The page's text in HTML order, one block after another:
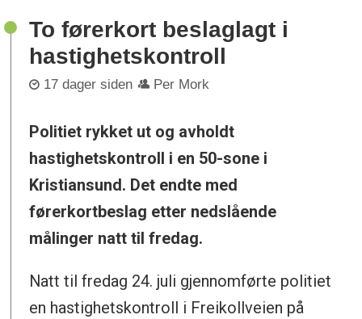
To førerkort beslaglagt i
hastighetskontroll
17 dager siden Per Mork
Politiet rykket ut og avholdt
hastighetskontroll i en 50-sone i
Kristiansund. Det endte med
førerkortbeslag etter nedslående
målinger natt til fredag.
Natt til fredag 24. juli gjennomførte politiet
en hastighetskontroll i Freikollveien på